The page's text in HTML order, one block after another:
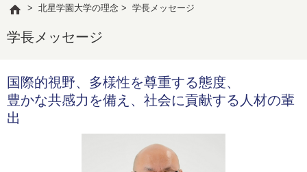
> 北星学園大学の理念 > 学長メッセージ
学長メッセージ
国際的視野、多様性を尊重する態度、
豊かな共感力を備え、社会に貢献する人材の輩
出